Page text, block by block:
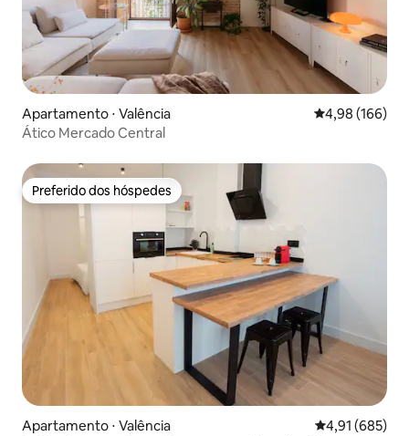
Apartamento ⋅ Valência 4,98 de uma
4,98 (166)
Ático Mercado Central
Preferido dos hóspedes
Preferido dos hóspedes
Apartamento ⋅ Valência 4,91 de uma
4,91 (685)